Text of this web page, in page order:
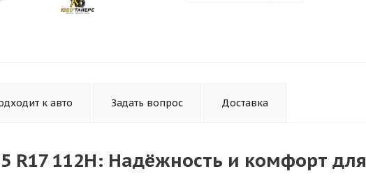
к авто Задать вопрос Доставка
R17 112H: Надёжность и комфорт для